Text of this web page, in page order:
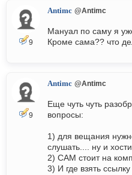
9
Antimc @Antimc
Мануал по саму я
Кроме сама?? что
9
Antimc @Antimc
Еще чуть чуть
вопросы:
1) для вещания
слушать.... ну и
2) САМ стоит на
3) И где взять